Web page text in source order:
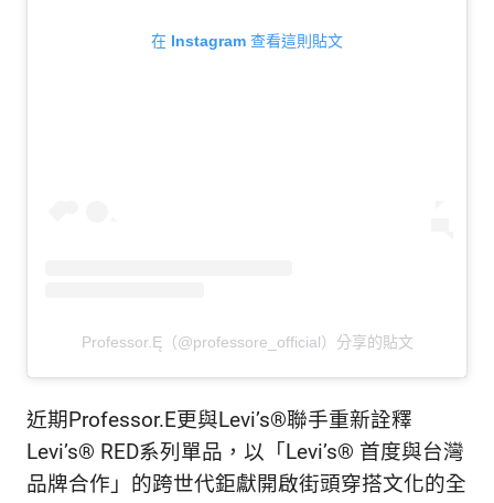
在 Instagram 查看這則貼文
Professor.Ę（@professore_official）分享的貼文
近期Professor.E更與Levi’s®聯手重新詮釋
Levi’s® RED系列單品，以「Levi’s® 首度與台灣
品牌合作」的跨世代鉅獻開啟街頭穿搭文化的全